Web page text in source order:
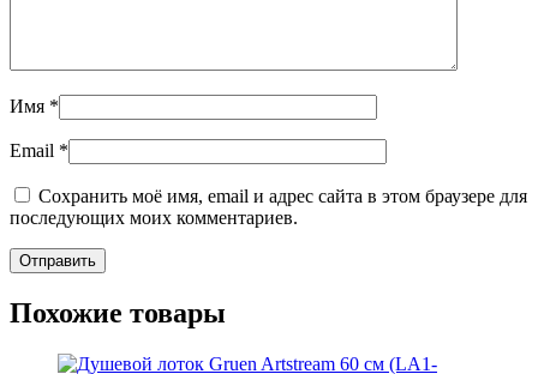
Имя *
Email *
Сохранить моё имя, email и адрес сайта в этом браузере для
последующих моих комментариев.
Похожие товары